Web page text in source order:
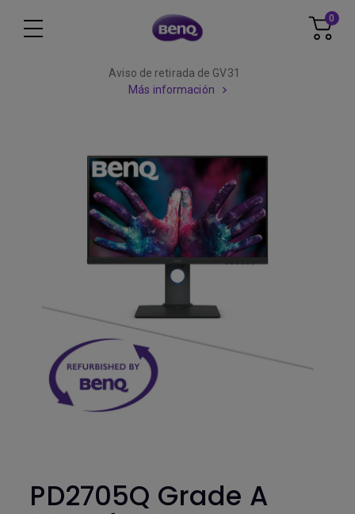
0
Aviso de retirada de GV31
Más información
PD2705Q Grade A